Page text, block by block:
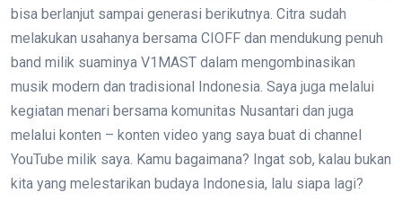
bisa berlanjut sampai generasi berikutnya. Citra sudah
melakukan usahanya bersama CIOFF dan mendukung penuh
band milik suaminya V1MAST dalam mengombinasikan
musik modern dan tradisional Indonesia. Saya juga melalui
kegiatan menari bersama komunitas Nusantari dan juga
melalui konten – konten video yang saya buat di channel
YouTube milik saya. Kamu bagaimana? Ingat sob, kalau bukan
kita yang melestarikan budaya Indonesia, lalu siapa lagi?